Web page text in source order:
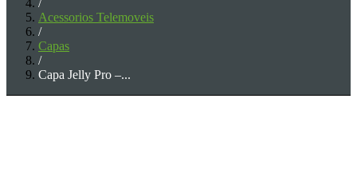
/
Acessorios Telemoveis
/
Capas
/
Capa Jelly Pro –...